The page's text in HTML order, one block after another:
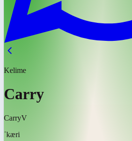
Kelime
Carry
CarryV
ˈkæri